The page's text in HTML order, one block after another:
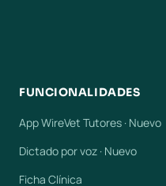
FUNCIONALIDADES
App WireVet Tutores · Nuevo
Dictado por voz · Nuevo
Ficha Clínica